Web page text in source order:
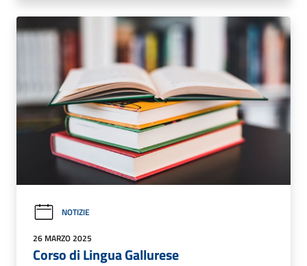
NOTIZIE
26 MARZO 2025
Corso di Lingua Gallurese